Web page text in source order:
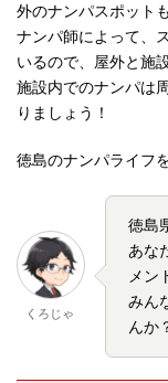
外のナンパスポット
ナンパ師によって、
いるので、屋外と施
施設内でのナンパは
りましょう！
徳島のナンパライフ
くろじゃ
徳島
あな
メン
みん
んか